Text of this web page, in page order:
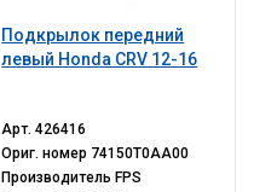
Подкрылок передний
левый Honda CRV 12-16
Арт.426416
Ориг. номер 74150T0AA00
Производитель FPS